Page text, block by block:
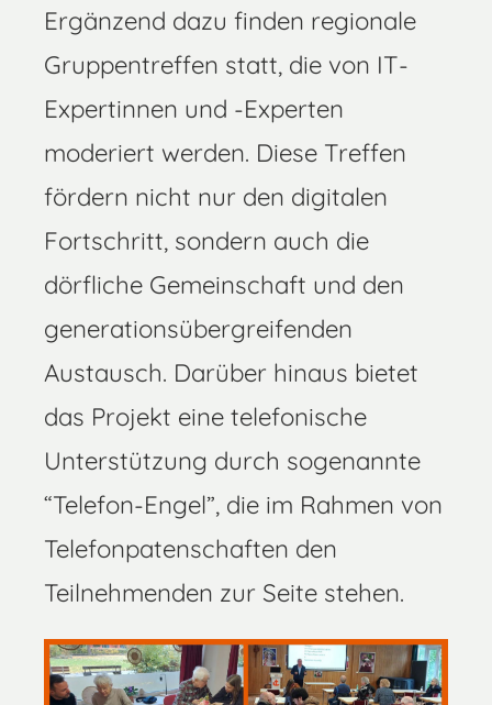
Ergänzend dazu finden regionale
Gruppentreffen statt, die von IT-
Expertinnen und -Experten
moderiert werden. Diese Treffen
fördern nicht nur den digitalen
Fortschritt, sondern auch die
dörfliche Gemeinschaft und den
generationsübergreifenden
Austausch. Darüber hinaus bietet
das Projekt eine telefonische
Unterstützung durch sogenannte
“Telefon-Engel”, die im Rahmen von
Telefonpatenschaften den
Teilnehmenden zur Seite stehen.